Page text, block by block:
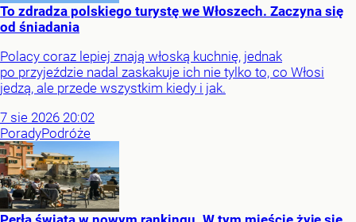
To zdradza polskiego turystę we Włoszech. Zaczyna się
od śniadania
Polacy coraz lepiej znają włoską kuchnię, jednak
po przyjeździe nadal zaskakuje ich nie tylko to, co Włosi
jedzą, ale przede wszystkim kiedy i jak.
7 sie 2026 20:02
PoradyPodróże